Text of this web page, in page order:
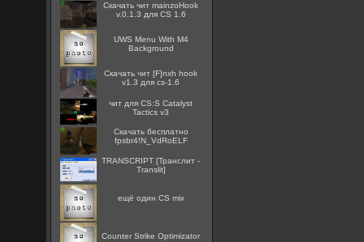
Скачать чит mainzoHook
v.0.1.3 для CS 1.6
UWS Menu With M4
Background
Скачать чит [F]nxh hook
v1.3 для cs-1.6
чит для CS:S Catalyst
Tactics v3
Скачать бесплатно
fpsbr4!N_VdRoELF
TRANSCRIPT [Транслит -
Translit]
ещё один CS mix
Counter Strike Optimizator